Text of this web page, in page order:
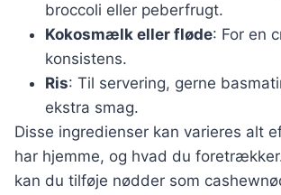
broccoli eller peberfrugt.
Kokosmælk eller fløde: For en
konsistens.
Ris: Til servering, gerne
ekstra smag.
Disse ingredienser kan varieres alt
har hjemme, og hvad du
kan du tilføje nødder som